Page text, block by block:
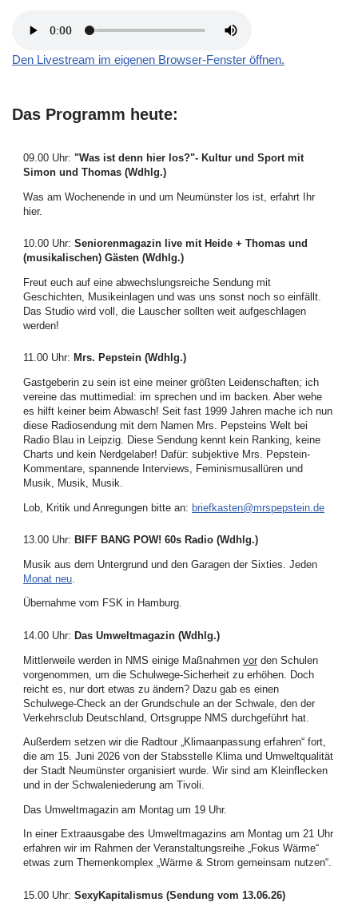
Den Livestream im eigenen Browser-Fenster öffnen.
Das Programm heute:
09.00 Uhr: "Was ist denn hier los?"- Kultur und Sport mit
Simon und Thomas (Wdhlg.)
Was am Wochenende in und um Neumünster los ist, erfahrt Ihr
hier.
10.00 Uhr: Seniorenmagazin live mit Heide + Thomas und
(musikalischen) Gästen (Wdhlg.)
Freut euch auf eine abwechslungsreiche Sendung mit
Geschichten, Musikeinlagen und was uns sonst noch so einfällt.
Das Studio wird voll, die Lauscher sollten weit aufgeschlagen
werden!
11.00 Uhr: Mrs. Pepstein (Wdhlg.)
Gastgeberin zu sein ist eine meiner größten Leidenschaften; ich
vereine das muttimedial: im sprechen und im backen. Aber wehe
es hilft keiner beim Abwasch! Seit fast 1999 Jahren mache ich nun
diese Radiosendung mit dem Namen Mrs. Pepsteins Welt bei
Radio Blau in Leipzig. Diese Sendung kennt kein Ranking, keine
Charts und kein Nerdgelaber! Dafür: subjektive Mrs. Pepstein-
Kommentare, spannende Interviews, Feminismusallüren und
Musik, Musik, Musik.
Lob, Kritik und Anregungen bitte an: briefkasten@mrspepstein.de
13.00 Uhr: BIFF BANG POW! 60s Radio (Wdhlg.)
Musik aus dem Untergrund und den Garagen der Sixties. Jeden
Monat neu
Übernahme vom FSK in Hamburg.
14.00 Uhr: Das Umweltmagazin (Wdhlg.)
Mittlerweile werden in NMS einige Maßnahmen vor den Schulen
vorgenommen, um die Schulwege-Sicherheit zu erhöhen. Doch
reicht es, nur dort etwas zu ändern? Dazu gab es einen
Schulwege-Check an der Grundschule an der Schwale, den der
Verkehrsclub Deutschland, Ortsgruppe NMS durchgeführt hat.
Außerdem setzen wir die Radtour „Klimaanpassung erfahren“ fort,
die am 15. Juni 2026 von der Stabsstelle Klima und Umweltqualität
der Stadt Neumünster organisiert wurde. Wir sind am Kleinflecken
und in der Schwaleniederung am Tivoli.
Das Umweltmagazin am Montag um 19 Uhr.
In einer Extraausgabe des Umweltmagazins am Montag um 21 Uhr
erfahren wir im Rahmen der Veranstaltungsreihe „Fokus Wärme“
etwas zum Themenkomplex „Wärme & Strom gemeinsam nutzen“.
15.00 Uhr: SexyKapitalismus (Sendung vom 13.06.26)